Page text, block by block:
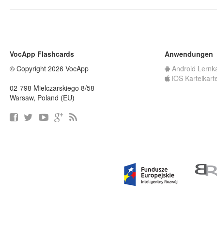
VocApp Flashcards
© Copyright 2026 VocApp
02-798 Mielczarskiego 8/58
Warsaw, Poland (EU)
Anwendungen
Android
iOS